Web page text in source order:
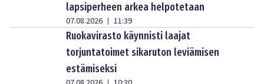
lapsiperheen arkea helpotetaan
07.08.2026 | 11:39
Ruokavirasto käynnisti laajat
torjuntatoimet sikaruton leviämisen
estämiseksi